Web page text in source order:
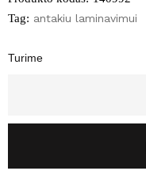
Tag: antakiu laminavimui
Turime